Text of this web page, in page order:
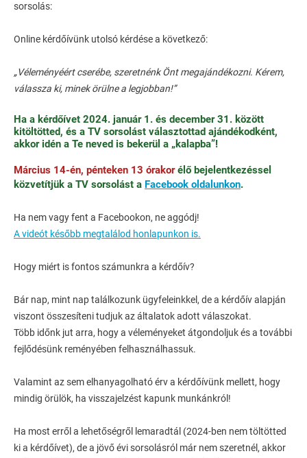
sorsolás:
Online kérdőívünk utolsó kérdése a következő:
„Véleményéért cserébe, szeretnénk Önt megajándékozni. Kérem,
válassza ki, minek örülne a legjobban!”
Ha a kérdőívet 2024. január 1. és december 31. között
kitöltötted, és a TV sorsolást választottad ajándékodként,
akkor idén a Te neved is bekerül a „kalapba”!
Március 14-én, pénteken 13 órakorélő bejelentkezéssel
közvetítjük a TV sorsolást a Facebook oldalunkon.
Ha nem vagy fent a Facebookon, ne aggódj!
A videót később megtalálod honlapunkon is.
Hogy miért is fontos számunkra a kérdőív?
Bár nap, mint nap találkozunk ügyfeleinkkel, de a kérdőív alapján
viszont összesíteni tudjuk az általatok adott válaszokat.
Több időnk jut arra, hogy a véleményeket átgondoljuk és a további
fejlődésünk reményében felhasználhassuk.
Valamint az sem elhanyagolható érv a kérdőívünk mellett, hogy
mindig örülök, ha visszajelzést kapunk munkánkról!
Ha most erről a lehetőségről lemaradtál (2024-ben nem töltötted
ki a kérdőívet), de a jövő évi sorsolásról már nem szeretnél, akkor